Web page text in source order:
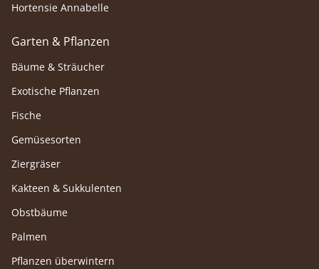
Hortensie Annabelle
Garten & Pflanzen
Bäume & Sträucher
Exotische Pflanzen
Fische
Gemüsesorten
Ziergräser
Kakteen & Sukkulenten
Obstbäume
Palmen
Pflanzen überwintern